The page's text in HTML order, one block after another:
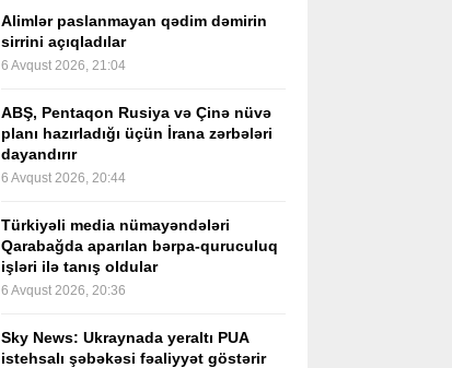
Alimlər paslanmayan qədim dəmirin
sirrini açıqladılar
6 Avqust 2026, 21:04
ABŞ, Pentaqon Rusiya və Çinə nüvə
planı hazırladığı üçün İrana zərbələri
dayandırır
6 Avqust 2026, 20:44
Türkiyəli media nümayəndələri
Qarabağda aparılan bərpa-quruculuq
işləri ilə tanış oldular
6 Avqust 2026, 20:36
Sky News: Ukraynada yeraltı PUA
istehsalı şəbəkəsi fəaliyyət göstərir